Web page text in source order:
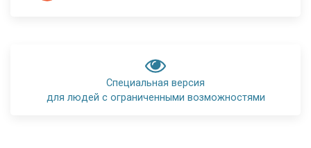
Специальная версия
для людей с ограниченными возможностями